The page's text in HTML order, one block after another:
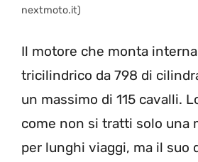
nextmoto.it)
Il motore che monta
tricilindrico da 798 di
un massimo di 115 cavalli.
come non si tratti solo una
per lunghi viaggi, ma il suo